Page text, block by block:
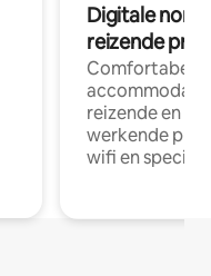
Digitale
reizende
Comfortabele
reizende en
werkende
wifi en